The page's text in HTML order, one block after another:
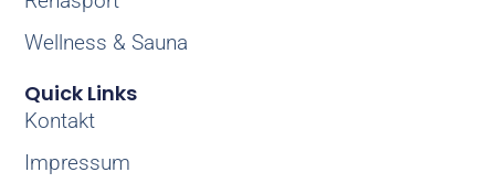
Wellness & Sauna
Quick Links
Kontakt
Impressum